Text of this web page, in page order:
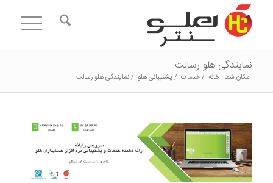
نمایندگی هلو رسالت
مکان شما: خانه /خدمات / پشتیبانی هلو /نمایندگی هلو رسالت